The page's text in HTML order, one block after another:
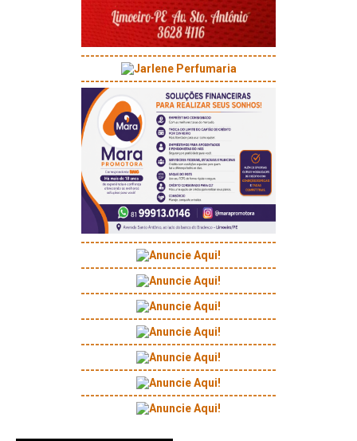
-----------------------------------------
-----------------------------------------
-----------------------------------------
-----------------------------------------
-----------------------------------------
-----------------------------------------
-----------------------------------------
-----------------------------------------
-----------------------------------------